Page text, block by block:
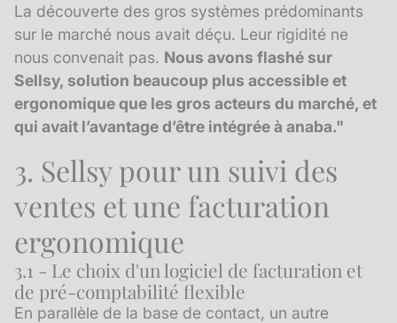
La découverte des gros systèmes prédominants
sur le marché nous avait déçu. Leur rigidité ne
nous convenait pas. Nous avons flashé sur
Sellsy, solution beaucoup plus accessible et
ergonomique que les gros acteurs du marché, et
qui avait l’avantage d’être intégrée à anaba."
3. Sellsy pour un suivi des
ventes et une facturation
ergonomique
3.1 - Le choix d'un logiciel de facturation et
de pré-comptabilité flexible
En parallèle de la base de contact, un autre